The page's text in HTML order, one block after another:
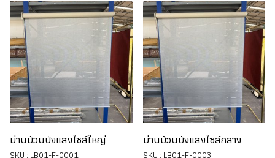
ม่านม้วนบังแสงไซส์ใหญ่
SKU : LB01-F-0001
ม่านม้วนบังแสงไซส์กลาง
SKU : LB01-F-0003